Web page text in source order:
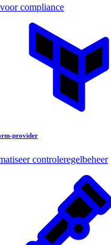
compliance
provider
controleregelbeheer